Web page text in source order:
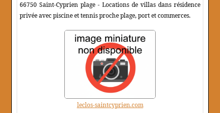
66750 Saint-Cyprien plage - Locations de villas dans résidence
privée avec piscine et tennis proche plage, port et commerces.
leclos-saintcyprien.com